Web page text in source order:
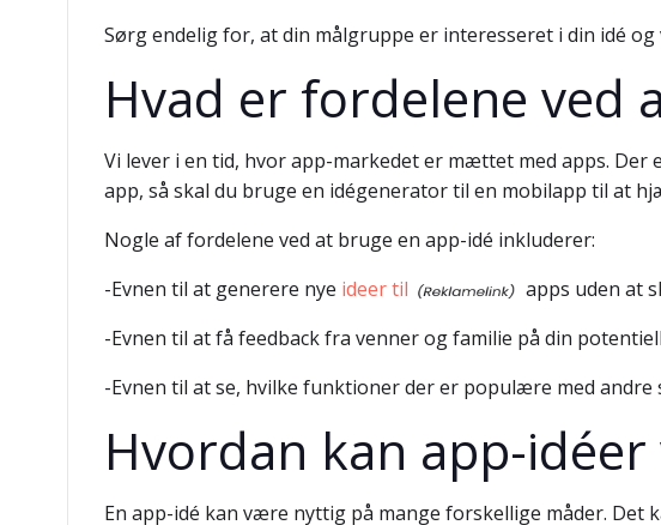
Sørg endelig for, at din målgruppe er interesseret i din idé
Hvad er fordelene ved
Vi lever i en tid, hvor app-markedet er mættet med apps.
app, så skal du bruge en idégenerator til en mobilapp til at
Nogle af fordelene ved at bruge en app-idé inkluderer:
-Evnen til at generere nye ideer til
apps uden at
-Evnen til at få feedback fra venner og familie på din
-Evnen til at se, hvilke funktioner der er populære med andre
Hvordan kan app-
En app-idé kan være nyttig på mange forskellige måder.